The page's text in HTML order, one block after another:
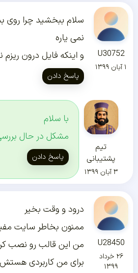
U30752
۱ آبان ۱۳۹۹
سلام ببخشید چرا روی
نمی یاره
و اینکه فایل درون
پاسخ دادن
تیم
پشتیبانی
۳ آبان ۱۳۹۹
با سلام
مشکل در حال
پاسخ دادن
U28450
۲۶ خرداد
۱۳۹۹
درود و وقت بخیر
ممنون بخاطر سایت
من این قالب رو نصب
برای من کاربردی